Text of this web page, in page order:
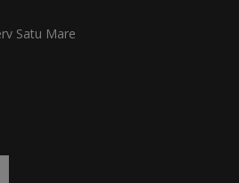
Satu Mare